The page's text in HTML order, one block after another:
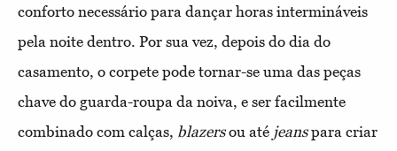
conforto necessário para dançar horas intermináveis
pela noite dentro. Por sua vez, depois do dia do
casamento, o corpete pode tornar-se uma das peças
chave do guarda-roupa da noiva, e ser facilmente
combinado com calças, blazersou até jeanspara criar